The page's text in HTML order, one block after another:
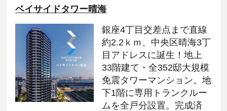
ベイサイドタワー晴海
銀座4丁目交差点まで直線
約2.2ｋｍ、中央区晴海3丁
目アドレスに誕生！地上
33階建て・全352邸大規模
免震タワーマンション。地
下1階に専用トランクルー
ムを全戸分設置。完成済